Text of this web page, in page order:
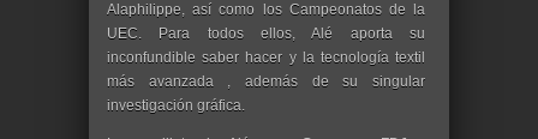
Alaphilippe, así como los Campeonatos de la
UEC. Para todos ellos, Alé aporta su
inconfundible saber hacer y la tecnología textil
más avanzada , además de su singular
investigación gráfica.